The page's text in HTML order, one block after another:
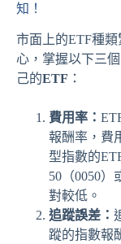
知！
市面上的ETF種
心，掌握以下三
己的ETF ：
費用率：
報酬率，費
型指數的
50（0050）
對較低。
追蹤誤差：
蹤的指數報